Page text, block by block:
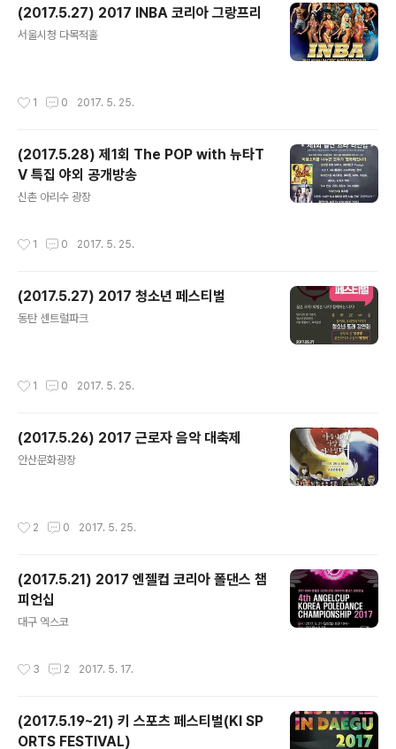
(2017.5.27) 2017 INBA 코리아 그랑프리
서울시청 다목적홀
1 0 2017. 5. 25.
(2017.5.28) 제1회 The POP with 뉴타T
V 특집 야외 공개방송
신촌 아리수 광장
1 0 2017. 5. 25.
(2017.5.27) 2017 청소년 페스티벌
동탄 센트럴파크
1 0 2017. 5. 25.
(2017.5.26) 2017 근로자 음악 대축제
안산문화광장
2 0 2017. 5. 25.
(2017.5.21) 2017 엔젤컵 코리아 폴댄스 챔
피언십
대구 엑스코
3 2 2017. 5. 17.
(2017.5.19~21) 키 스포츠 페스티벌(KI SP
ORTS FESTIVAL)